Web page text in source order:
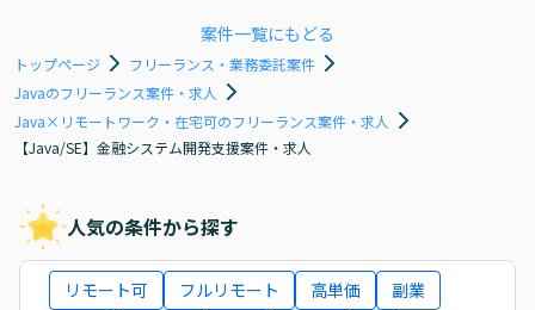
案件一覧にもどる
トップページ
フリーランス・業務委託案件
Javaのフリーランス案件・求人
Java×リモートワーク・在宅可のフリーランス案件・求人
【Java/SE】金融システム開発支援案件・求人
人気の条件から探す
リモート可 フルリモート 高単価
副業